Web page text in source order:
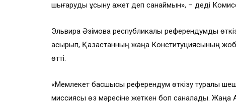
шығаруды ұсыну қажет деп санаймын», – деді
Эльвира Әзімова республикалық референдумды өткізу
асырып, Қазақстанның жаңа Конституциясының
өтті.
«Мемлекет басшысы референдум өткізу туралы
миссиясы өз мәресіне жеткен боп саналады. Жаңа